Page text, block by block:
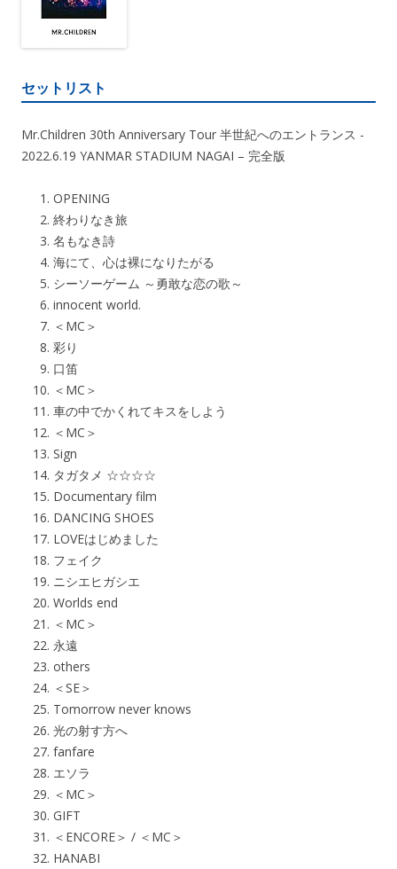
セットリスト
Mr.Children 30th Anniversary Tour 半世紀へのエントランス -
2022.6.19 YANMAR STADIUM NAGAI – 完全版
OPENING
終わりなき旅
名もなき詩
海にて、心は裸になりたがる
シーソーゲーム ～勇敢な恋の歌～
innocent world.
＜MC＞
彩り
口笛
＜MC＞
車の中でかくれてキスをしよう
＜MC＞
Sign
タガタメ ☆☆☆☆
Documentary film
DANCING SHOES
LOVEはじめました
フェイク
ニシエヒガシエ
Worlds end
＜MC＞
永遠
others
＜SE＞
Tomorrow never knows
光の射す方へ
fanfare
エソラ
＜MC＞
GIFT
＜ENCORE＞ / ＜MC＞
HANABI